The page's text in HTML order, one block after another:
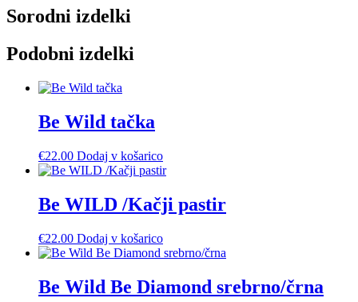
Sorodni izdelki
Podobni izdelki
Be Wild tačka
€22.00 Dodaj v košarico
Be WILD /Kačji pastir
€22.00 Dodaj v košarico
Be Wild Be Diamond srebrno/črna